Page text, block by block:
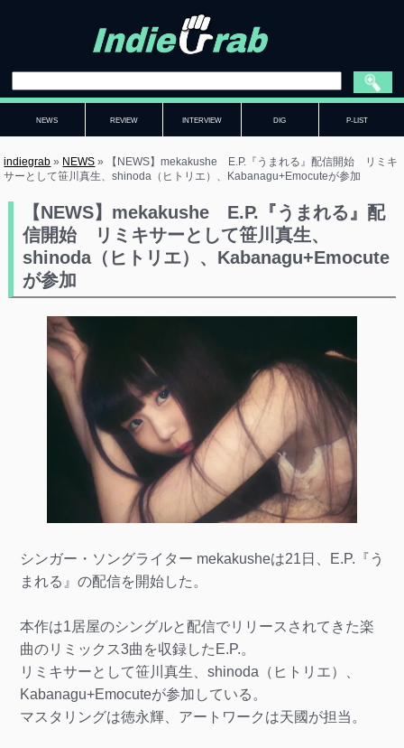
NEWS REVIEW INTERVIEW DIG P-LIST
indiegrab » NEWS »
【NEWS】mekakushe E.P.『うまれる』配信開始 リミキ
サーとして笹川真生、shinoda（ヒトリエ）、Kabanagu+Emocuteが参加
【NEWS】mekakushe E.P.『うまれる』配
信開始 リミキサーとして笹川真生、
shinoda（ヒトリエ）、Kabanagu+Emocute
が参加
シンガー・ソングライター mekakusheは21日、E.P.『う
まれる』の配信を開始した。
本作は1居屋のシングルと配信でリリースされてきた楽
曲のリミックス3曲を収録したE.P.。
リミキサーとして笹川真生、shinoda（ヒトリエ）、
Kabanagu+Emocuteが参加している。
マスタリングは徳永輝、アートワークは天國が担当。